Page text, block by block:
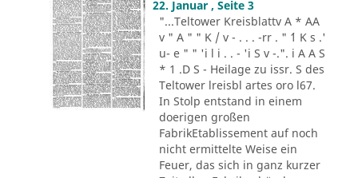
22. Januar , Seite 3
"...Teltower Kreisblattv A * AA
v " A " " K / v - . . . -rr . " ´1 K s .'
u- e " " 'i l i . . - 'i S v -.". i A A S
* 1 .D S - Heilage zu issr. S des
Teltower lreisbl artes oro l67.
In Stolp entstand in einem
doerigen großen
FabrikEtablissement auf noch
nicht ermittelte Weise ein
Feuer, das sich in ganz kurzer